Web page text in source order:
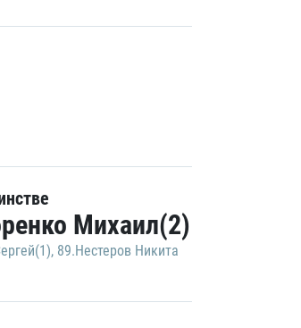
Михаил(2)
, 89.Нестеров Никита